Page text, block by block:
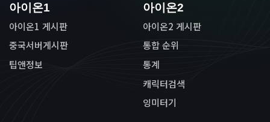
아이온1
아이온1 게시판
중국서버게시판
팁앤정보
아이온2
아이온2 게시판
통합 순위
통계
캐릭터검색
잉미터기